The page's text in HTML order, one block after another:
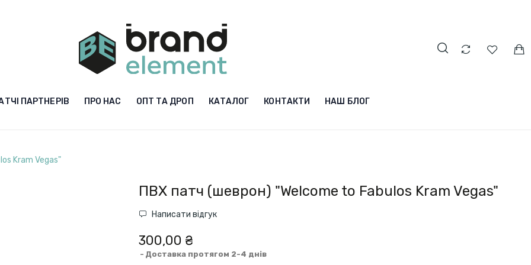
ПАРТНЕРІВ ПРО НАС ОПТ ТА ДРОП КАТАЛОГ КОНТАКТИ НАШ БЛОГ
Kram Vegas"
ПВХ патч (шеврон) "Welcome to Fabulos Kram Vegas"
Написати відгук
300,00 ₴
Доставка протягом 2-4 днів